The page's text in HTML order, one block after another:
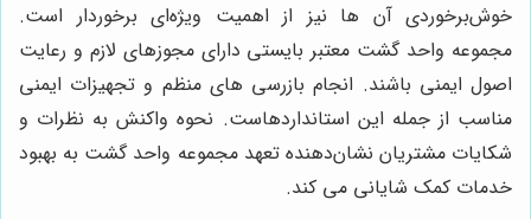
خوش‌برخوردی آن ها نیز از اهمیت ویژه‌ای برخوردار است.
مجموعه واحد گشت معتبر بایستی دارای مجوزهای لازم و رعایت
اصول ایمنی باشند. انجام بازرسی های منظم و تجهیزات ایمنی
مناسب از جمله این استانداردهاست. نحوه واکنش به نظرات و
شکایات مشتریان نشان‌دهنده تعهد مجموعه واحد گشت به بهبود
خدمات کمک شایانی می کند.